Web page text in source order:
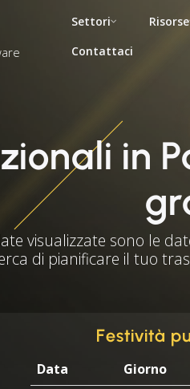
Settori Risorse
Contattaci
in
visualizzate sono le
di pianificare il tuo
Festività
Data Giorno